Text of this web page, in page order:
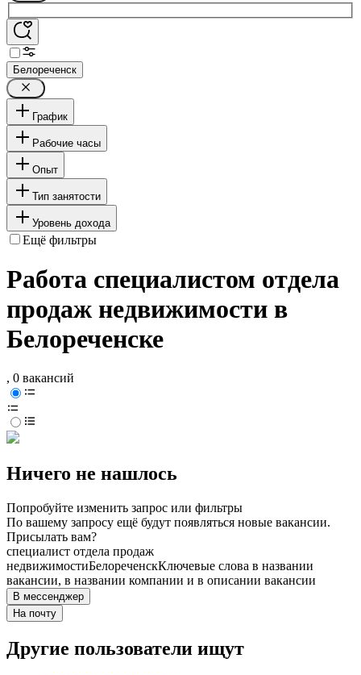
Белореченск
График
Рабочие часы
Опыт
Тип занятости
Уровень дохода
Ещё фильтры
Работа специалистом отдела
продаж недвижимости в
Белореченске
, 0 вакансий
Ничего не нашлось
Попробуйте изменить запрос или фильтры
По вашему запросу ещё будут появляться новые вакансии.
Присылать вам?
специалист отдела продаж
недвижимостиБелореченскКлючевые слова в названии
вакансии, в названии компании и в описании вакансии
В мессенджер
На почту
Другие пользователи ищут